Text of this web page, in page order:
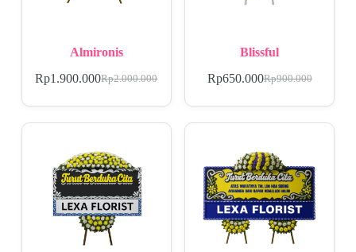
Almironis
Rp2.000.000
Rp1.900.000
Blissful
Rp900.000
Rp650.000